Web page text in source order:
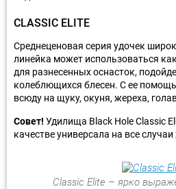
CLASSIC ELITE
Среднеценовая серия удочек
линейка может использоваться
для разнесенных оснасток,
колеблющихся блесен. С ее
всюду на щуку, окуня, жереха,
Совет! Удилища Black Hole Classic
качестве универсала на все
Classic Elite – ярко